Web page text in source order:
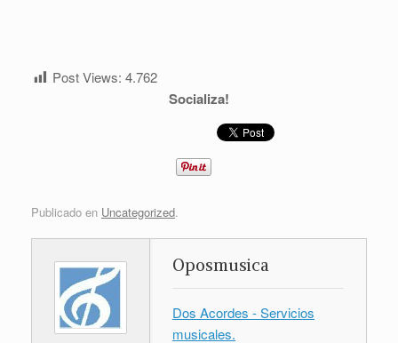
Post Views: 4.762
Socializa!
Publicado en Uncategorized.
Oposmusica
Dos Acordes - Servicios
musicales.